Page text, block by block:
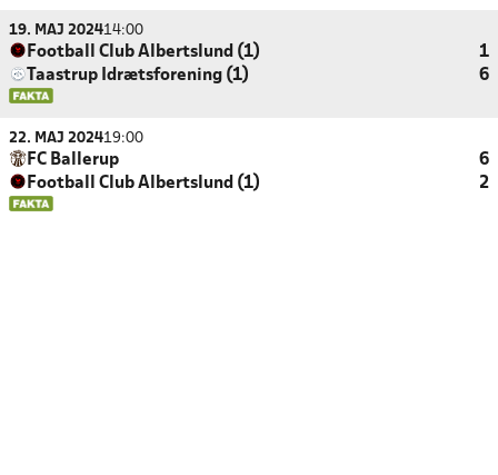
19. MAJ 202414:00
Football Club Albertslund (1)
1
Taastrup Idrætsforening (1)
6
22. MAJ 202419:00
FC Ballerup
6
Football Club Albertslund (1)
2